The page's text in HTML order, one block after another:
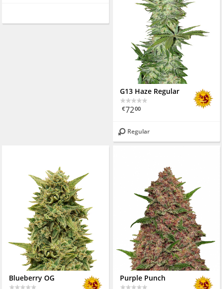
G13 Haze Regular
€7200
Regular
Blueberry OG Purple Punch